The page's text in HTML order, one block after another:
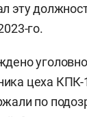
эту
го.
цеха КПК-
по